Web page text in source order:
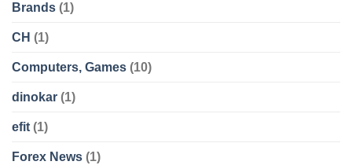
Brands (1)
CH (1)
Computers, Games (10)
dinokar (1)
efit (1)
Forex News (1)